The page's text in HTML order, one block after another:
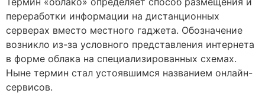
переработки информации на дистанционных
серверах вместо местного гаджета. Обозначение
возникло из-за условного представления интернета
в форме облака на специализированных схемах.
Ныне термин стал устоявшимся названием онлайн-
сервисов.